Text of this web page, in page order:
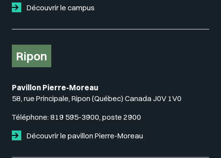
Découvrir le campus
Ripon
Pavillon Pierre-Moreau
58, rue Principale, Ripon (Québec) Canada J0V 1V0
Téléphone: 819 595-3900, poste 2900
Découvrir le pavillon Pierre-Moreau